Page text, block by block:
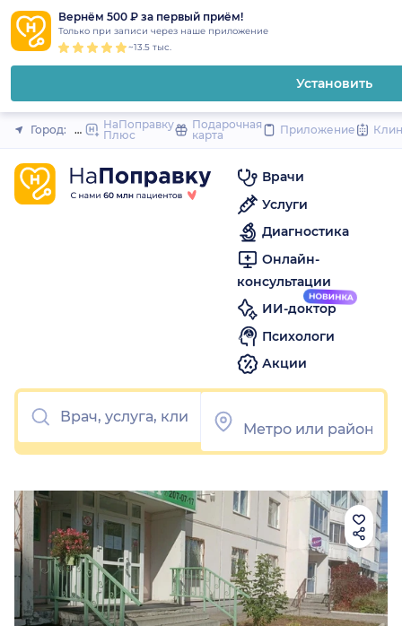
Вернём 500 ₽ за первый приём!
Только при записи через наше приложение
~13.5 тыс.
Установить
Закрыть
Город: Новосибирск
НаПоправку
Плюс
Подарочная
карта
Приложение
Врачи
Услуги
Диагностика
Онлайн-
консультации
ИИ-доктор
Психологи
Акции